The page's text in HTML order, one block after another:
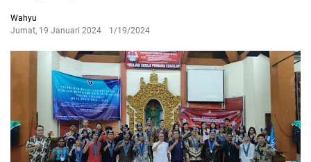
Wahyu
Jumat, 19 Januari 2024
1/19/2024